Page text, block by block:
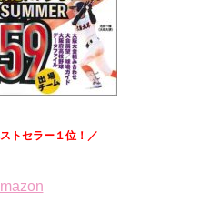
トセラー１位！／